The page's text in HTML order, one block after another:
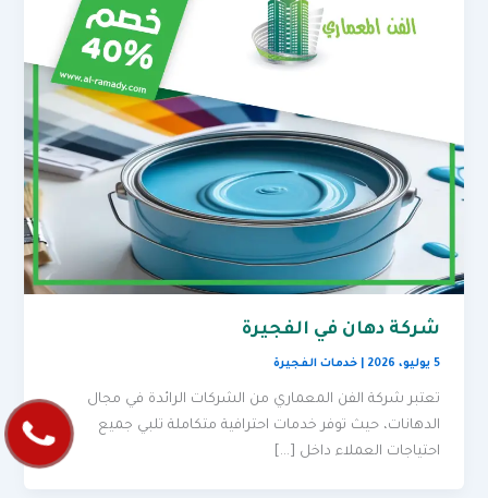
شركة دهان في الفجيرة
5 يوليو، 2026 |خدمات الفجيرة
تعتبر شركة الفن المعماري من الشركات الرائدة في مجال
الدهانات، حيث توفر خدمات احترافية متكاملة تلبي جميع
احتياجات العملاء داخل […]